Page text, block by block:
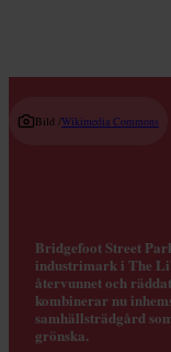
Bild /Wikimedia Commons
Bridgefoot Street
industrimark i The
återvunnet och
kombinerar nu
samhällsträdgård
grönska.